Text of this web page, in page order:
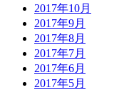
2017年10月
2017年9月
2017年8月
2017年7月
2017年6月
2017年5月